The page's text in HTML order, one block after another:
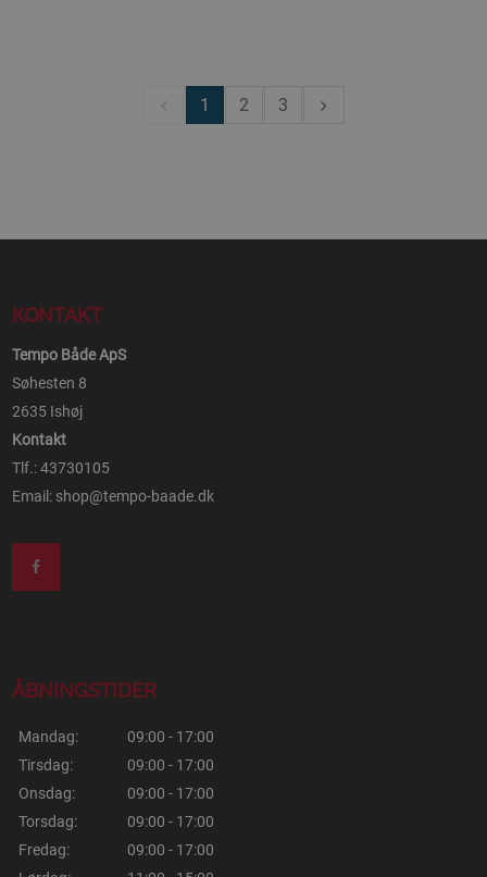
1 2 3
KONTAKT
Tempo Både ApS
Søhesten 8
2635 Ishøj
Kontakt
Tlf.: 43730105
Email: shop@tempo-baade.dk
ÅBNINGSTIDER
Mandag:
09:00 - 17:00
Tirsdag:
09:00 - 17:00
Onsdag:
09:00 - 17:00
Torsdag:
09:00 - 17:00
Fredag:
09:00 - 17:00